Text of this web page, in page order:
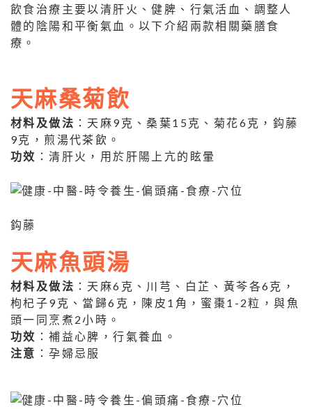
飲食治療主要以清肝火、健脾、行氣活血、調整人
體的陰陽和平衡氣血。以下介紹兩款相關藥膳食
療。
天麻桑菊飲
材料及做法 ：天麻9克、桑葉15克、菊花6克，鈎藤
9克，煎湯代茶飲。
功效 ：清肝火，用於肝陽上亢的眩暈
鈎藤
天麻魚頭湯
材料及做法 ：天麻6克、川芎、白芷、黃芩各6克，
枸杞子9克、當歸6克，陳皮1角，蜜棗1-2粒，與魚
頭一同烹煮2小時。
功效 ：補益心脾，行氣養血。
注意 ：孕婦忌服